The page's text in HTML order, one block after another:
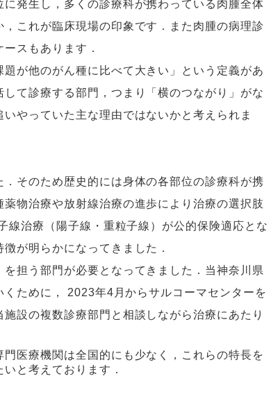
発生し，多くの診療科が携わっている肉腫全体
これが臨床現場の印象です．また肉腫の病理診
スもあります．
が他のがん種に比べて大きい」という定義があ
て診療する部門，つまり「横のつながり」がな
やっていた主な理由ではないかと考えられま
そのため歴史的には身体の各部位の診療科が携
物治療や放射線治療の進歩により治療の選択肢
線治療（陽子線・重粒子線）が公的保険適応とな
が明らかになってきました．
担う部門が必要となってきました．当神奈川県
ために， 2023年4 月からサルコーマセンターを
設の複数診療部門と相談しながら治療にあたり
医療機関は全国的にも少なく，これらの特長を
と考えております．